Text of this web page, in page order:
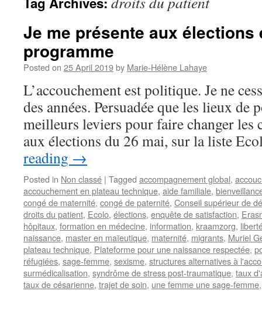
Je me présente aux élections
programme
Posted on 25 April 2019by Marie-Hélène Lahaye
L’accouchement est politique. Je ne
des années. Persuadée que les lieux de
meilleurs leviers pour faire changer les
aux élections du 26 mai, sur la liste
reading →
Posted in Non classé | Tagged accompagnement global,
accouchement en plateau technique, aide familiale,
congé de maternité, congé de paternité, Conseil supérieur de
droits du patient, Ecolo, élections, enquête de satisfaction,
hôpitaux, formation en médecine, information, kraamzorg,
naissance, master en maïeutique, maternité, migrants, Muriel
plateau technique, Plateforme pour une naissance respectée,
réfugiées, sage-femme, sexisme, structures alternatives à
surmédicalisation, syndrôme de stress post-traumatique, taux
taux de césarienne, trajet de soin, une femme une sage-femme